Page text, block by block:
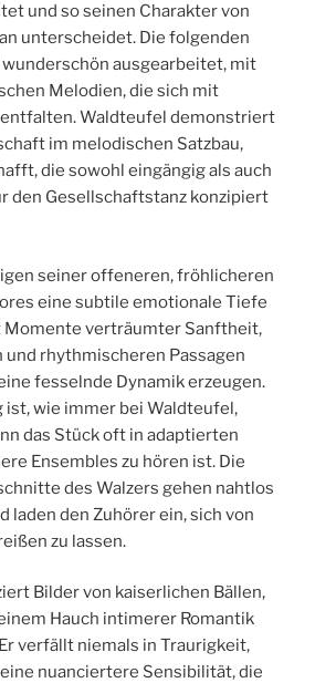
und so seinen Charakter von
unterscheidet. Die folgenden
ausgearbeitet, mit
Melodien, die sich mit
Waldteufel demonstriert
im melodischen Satzbau,
die sowohl eingängig als auch
den Gesellschaftstanz konzipiert
seiner offeneren, fröhlicheren
eine subtile emotionale Tiefe
Momente verträumter Sanftheit,
rhythmischeren Passagen
fesselnde Dynamik erzeugen.
ist, wie immer bei Waldteufel,
das Stück oft in adaptierten
Ensembles zu hören ist. Die
des Walzers gehen nahtlos
laden den Zuhörer ein, sich von
zu lassen.
Bilder von kaiserlichen Bällen,
Hauch intimerer Romantik
verfällt niemals in Traurigkeit,
nuanciertere Sensibilität, die